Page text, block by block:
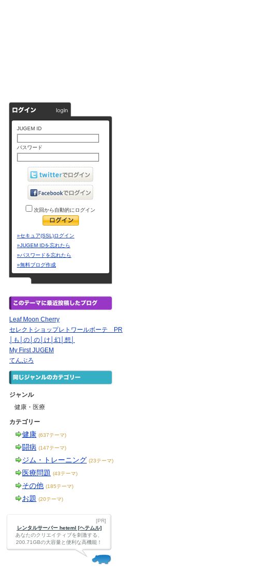
JUGEM ID
パスワード
次回から自動的にログイン
»セキュア(SSL)ログイン
»JUGEM IDを忘れたら
»パスワードを忘れたら
»無料ブログ作成
Leaf Moon Cherry
セレクトショップレトワールボーテ PR
│も│の│の│け│幻│想│
My First JUGEM
てんぶろ
ジャンル
健康・医療
カテゴリー
健康 (637テーマ)
闘病 (147テーマ)
ジム・トレーニング (23テーマ)
医療問題 (43テーマ)
その他 (185テーマ)
お題 (20テーマ)
[PR]
レンタルサーバー heteml [ヘテムル]
あなたのクリエイティブを刺激する、
200.71GBの大容量と便利な高機能！